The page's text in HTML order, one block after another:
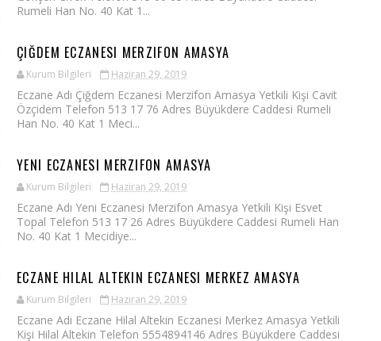
Rumeli Han No. 40 Kat 1...
ÇIĞDEM ECZANESI MERZIFON AMASYA
Kurum Bilgileri Haziran 29, 2019
Eczane Adı Çiğdem Eczanesi Merzifon Amasya Yetkili Kişi Cavit
Özçidem Telefon 513 17 76 Adres Büyükdere Caddesi Rumeli
Han No. 40 Kat 1 Meci...
YENI ECZANESI MERZIFON AMASYA
Kurum Bilgileri Haziran 29, 2019
Eczane Adı Yeni Eczanesi Merzifon Amasya Yetkili Kişi Esvet
Topal Telefon 513 17 26 Adres Büyükdere Caddesi Rumeli Han
No. 40 Kat 1 Mecidiye...
ECZANE HILAL ALTEKIN ECZANESI MERKEZ AMASYA
Kurum Bilgileri Haziran 29, 2019
Eczane Adı Eczane Hilal Altekin Eczanesi Merkez Amasya Yetkili
Kişi Hilal Altekin Telefon 5554894146 Adres Büyükdere Caddesi